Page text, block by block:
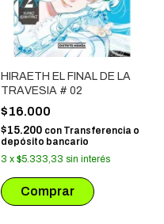
HIRAETH EL FINAL DE LA
TRAVESIA # 02
$16.000
$15.200 con Transferencia o
depósito bancario
3 x $5.333,33 sin interés